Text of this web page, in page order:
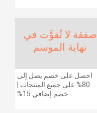
صفقة لا تُفوَّت في
نهاية الموسم
احصل على خصم يصل إلى
80% على جميع المنتجات |
خصم إضافي 15%